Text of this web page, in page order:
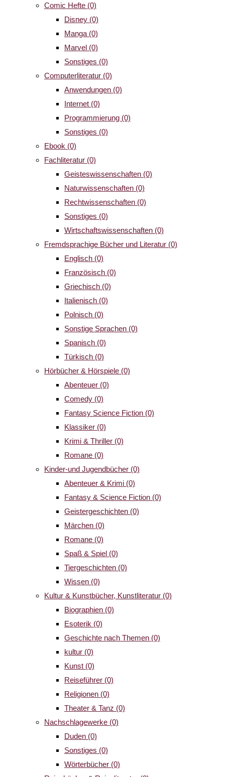
Comic Hefte (0)
Disney (0)
Manga (0)
Marvel (0)
Sonstiges (0)
Computerliteratur (0)
Anwendungen (0)
Internet (0)
Programmierung (0)
Sonstiges (0)
Ebook (0)
Fachliteratur (0)
Geisteswissenschaften (0)
Naturwissenschaften (0)
Rechtwissenschaften (0)
Sonstiges (0)
Wirtschaftswissenschaften (0)
Fremdsprachige Bücher und Literatur (0)
Englisch (0)
Französisch (0)
Griechisch (0)
Italienisch (0)
Polnisch (0)
Sonstige Sprachen (0)
Spanisch (0)
Türkisch (0)
Hörbücher & Hörspiele (0)
Abenteuer (0)
Comedy (0)
Fantasy Science Fiction (0)
Klassiker (0)
Krimi & Thriller (0)
Romane (0)
Kinder-und Jugendbücher (0)
Abenteuer & Krimi (0)
Fantasy & Science Fiction (0)
Geistergeschichten (0)
Märchen (0)
Romane (0)
Spaß & Spiel (0)
Tiergeschichten (0)
Wissen (0)
Kultur & Kunstbücher, Kunstliteratur (0)
Biographien (0)
Esoterik (0)
Geschichte nach Themen (0)
kultur (0)
Kunst (0)
Reiseführer (0)
Religionen (0)
Theater & Tanz (0)
Nachschlagewerke (0)
Duden (0)
Sonstiges (0)
Wörterbücher (0)